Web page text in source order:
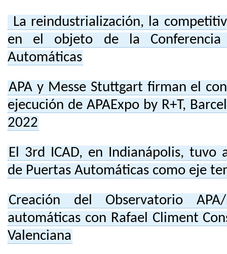
La reindustrialización, la
en el objeto de la
Automáticas
APA y Messe Stuttgart firman el
ejecución de APAExpo by R+T,
2022
El 3rd ICAD, en Indianápolis, tuvo
de Puertas Automáticas como eje
Creación del Observatorio
automáticas con Rafael Climent
Valenciana